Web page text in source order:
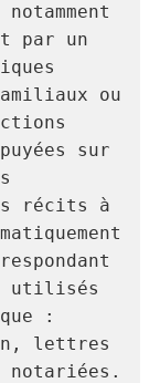
par un
ou
sur
récits à
utilisés
:
lettres